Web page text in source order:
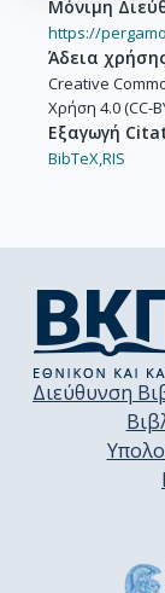
Μόνιμη
https://
Άδεια
Creative
Χρήση 4.0 (CC-
Εξαγωγή
BibTeX,RIS
Διεύθυνση